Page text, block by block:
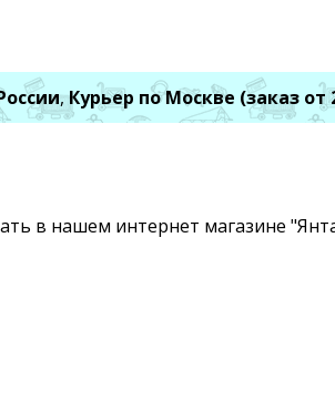
,Курьер по Москве (заказ от
в нашем интернет магазине